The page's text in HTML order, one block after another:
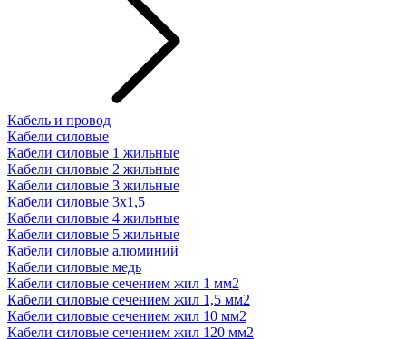
Кабель и провод
Кабели силовые
Кабели силовые 1 жильные
Кабели силовые 2 жильные
Кабели силовые 3 жильные
Кабели силовые 3х1,5
Кабели силовые 4 жильные
Кабели силовые 5 жильные
Кабели силовые алюминий
Кабели силовые медь
Кабели силовые сечением жил 1 мм2
Кабели силовые сечением жил 1,5 мм2
Кабели силовые сечением жил 10 мм2
Кабели силовые сечением жил 120 мм2